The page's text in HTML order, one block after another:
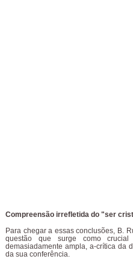
Compreensão irrefletida do "ser
Para chegar a essas conclusões, B.
questão que surge como
demasiadamente ampla, a-crítica da
da sua conferência.